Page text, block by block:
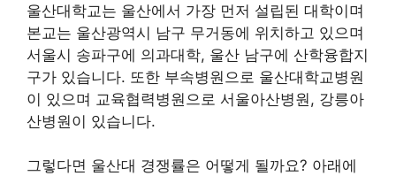
울산대학교는 울산에서 가장 먼저 설립된 대학이며
본교는 울산광역시 남구 무거동에 위치하고 있으며
서울시 송파구에 의과대학, 울산 남구에 산학융합지
구가 있습니다. 또한 부속병원으로 울산대학교병원
이 있으며 교육협력병원으로 서울아산병원, 강릉아
산병원이 있습니다.
그렇다면 울산대 경쟁률은 어떻게 될까요? 아래에